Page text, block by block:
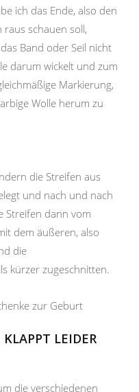
ich das Ende, also den
schauen soll,
Band oder Seil nicht
darum wickelt und zum
Markierung,
Wolle herum zu
die Streifen aus
und nach und nach
Streifen dann vom
dem äußeren, also
die
kürzer zugeschnitten.
LEIDER
die verschiedenen